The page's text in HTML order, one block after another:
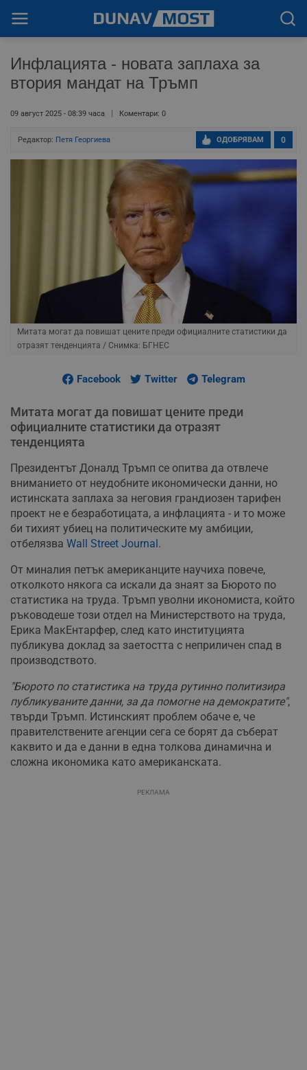
Инфлацията - новата заплаха за
втория мандат на Тръмп
09 август 2025 - 08:39 часа Коментари: 0
Редактор: Петя Георгиева 0
ОДОБРЯВАМ
Митата могат да повишат цените преди официалните статистики да
отразят тенденцията / Снимка: БГНЕС
Facebook Twitter Telegram
Митата могат да повишат цените преди
официалните статистики да отразят
тенденцията
Президентът Доналд Тръмп се опитва да отвлече
вниманието от неудобните икономически данни, но
истинската заплаха за неговия грандиозен тарифен
проект не е безработицата, а инфлацията - и то може
би тихият убиец на политическите му амбиции,
отбелязва Wall Street Journal.
От миналия петък американците научиха повече,
отколкото някога са искали да знаят за Бюрото по
статистика на труда. Тръмп уволни икономиста, който
ръководеше този отдел на Министерството на труда,
Ерика МакЕнтарфер, след като институцията
публикува доклад за заетостта с неприличен спад в
производството.
"Бюрото по статистика на труда рутинно политизира
публикуваните данни, за да помогне на демократите",
твърди Тръмп. Истинският проблем обаче е, че
правителствените агенции сега се борят да съберат
каквито и да е данни в една толкова динамична и
сложна икономика като американската.
РЕКЛАМА